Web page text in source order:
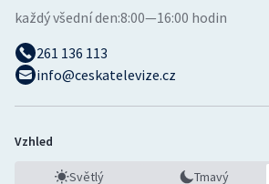
každý všední den:8:00—16:00 hodin
261 136 113
info@ceskatelevize.cz
Vzhled
Světlý Tmavý